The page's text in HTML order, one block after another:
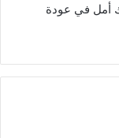
أمل في عودة